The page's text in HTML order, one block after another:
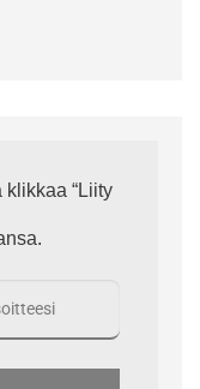
“Liity